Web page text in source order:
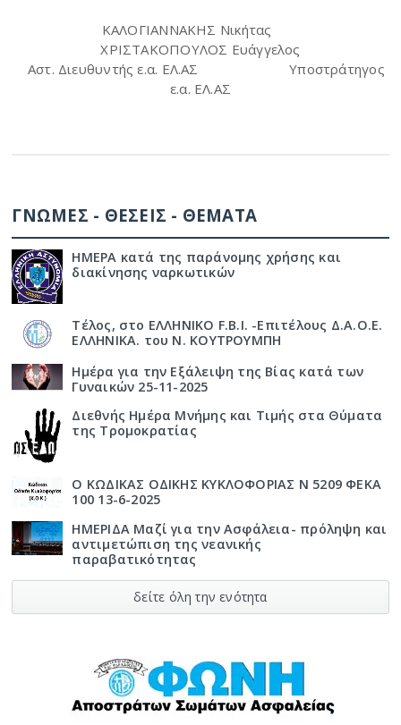
ΚΑΛΟΓΙΑΝΝΑΚΗΣ Νικήτας
ΧΡΙΣΤΑΚΟΠΟΥΛΟΣ Ευάγγελος
Αστ. Διευθυντής ε.α. ΕΛ.ΑΣ
Υποστράτηγος
ε.α. ΕΛ.ΑΣ
ΓΝΩΜΕΣ - ΘΕΣΕΙΣ - ΘΕΜΑΤΑ
ΗΜΕΡΑ κατά της παράνομης χρήσης και
διακίνησης ναρκωτικών
Τέλος, στο ΕΛΛΗΝΙΚΟ F.B.I. -Επιτέλους Δ.Α.Ο.Ε.
ΕΛΛΗΝΙΚΑ. του Ν. ΚΟΥΤΡΟΥΜΠΗ
Ημέρα για την Εξάλειψη της Βίας κατά των
Γυναικών 25-11-2025
Διεθνής Ημέρα Μνήμης και Τιμής στα Θύματα
της Τρομοκρατίας
Ο ΚΩΔΙΚΑΣ ΟΔΙΚΗΣ ΚΥΚΛΟΦΟΡΙΑΣ Ν 5209 ΦΕΚΑ
100 13-6-2025
ΗΜΕΡΙΔΑ Μαζί για την Ασφάλεια- πρόληψη και
αντιμετώπιση της νεανικής
παραβατικότητας
δείτε όλη την ενότητα